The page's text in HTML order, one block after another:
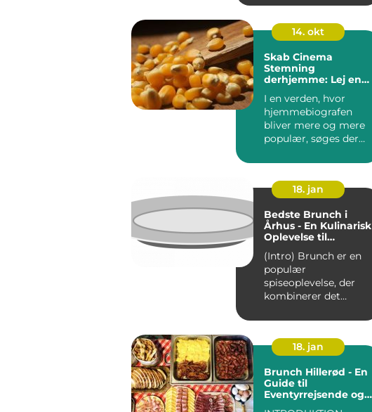
skøn nat...
14. okt
Skab Cinema
Stemning
derhjemme: Lej en
I en verden, hvor
hjemmebiografen
bliver mere og mere
populær, søges der
18. jan
Bedste Brunch i
Århus - En Kulinarisk
Oplevelse til
(Intro) Brunch er en
populær
spiseoplevelse, der
kombinerer det
morgenmad og
frokost. Og...
18. jan
Brunch Hillerød - En
Guide til
Eventyrrejsende og